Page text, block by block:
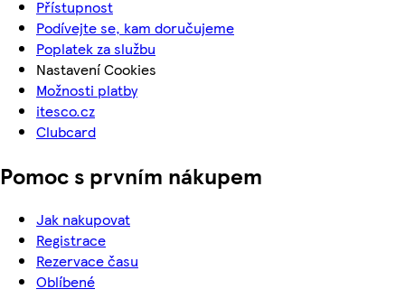
Přístupnost
Podívejte se, kam doručujeme
Poplatek za službu
Nastavení Cookies
Možnosti platby
itesco.cz
Clubcard
Pomoc s prvním nákupem
Jak nakupovat
Registrace
Rezervace času
Oblíbené